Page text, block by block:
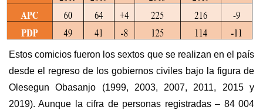
Estos comicios fueron los sextos que se realizan en el país
desde el regreso de los gobiernos civiles bajo la figura de
Olesegun Obasanjo (1999, 2003, 2007, 2011, 2015 y
2019). Aunque la cifra de personas registradas – 84 004